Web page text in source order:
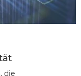
die